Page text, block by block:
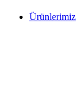
Ürünlerimiz